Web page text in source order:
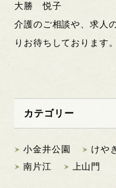
大勝 悦子
介護のご相談や、求人
りお待ちしております。
カテゴリー
小金井公園 けや
南片江
上山門